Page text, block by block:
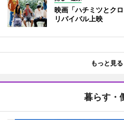
映画「ハチミツとク
リバイバル上映
もっと見る
暮らす・